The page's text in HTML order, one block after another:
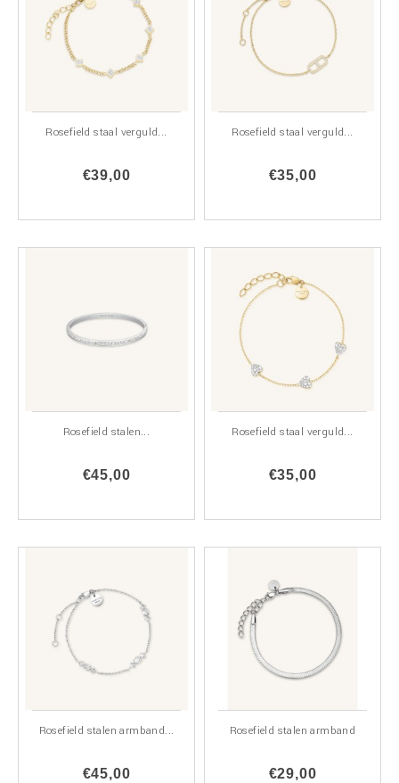
Rosefield staal verguld...
€39,00
Rosefield staal verguld...
€35,00
Rosefield stalen...
€45,00
Rosefield staal verguld...
€35,00
Rosefield stalen armband...
€45,00
Rosefield stalen armband
€29,00